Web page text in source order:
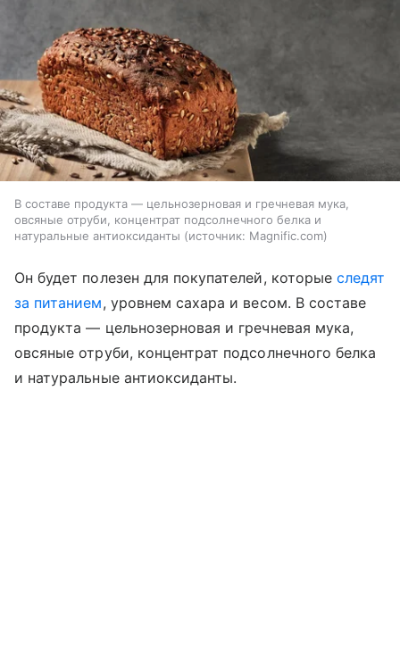
В составе продукта — цельнозерновая и гречневая мука,
овсяные отруби, концентрат подсолнечного белка и
натуральные антиоксиданты
источник: Magnific.com
Он будет полезен для покупателей, которыеследят
за питанием, уровнем сахара и весом. В составе
продукта — цельнозерновая и гречневая мука,
овсяные отруби, концентрат подсолнечного белка
и натуральные антиоксиданты.